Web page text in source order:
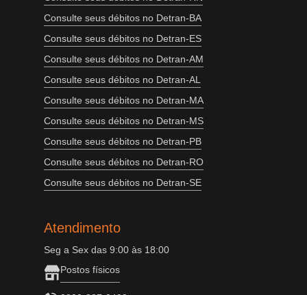
Consulte seus débitos no Detran-BA
Consulte seus débitos no Detran-ES
Consulte seus débitos no Detran-AM
Consulte seus débitos no Detran-AL
Consulte seus débitos no Detran-MA
Consulte seus débitos no Detran-MS
Consulte seus débitos no Detran-PB
Consulte seus débitos no Detran-RO
Consulte seus débitos no Detran-SE
Atendimento
Seg a Sex das 9:00 às 18:00
Postos físicos